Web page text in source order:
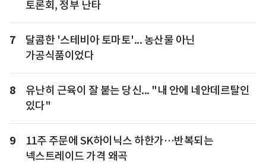
토론회, 정부 난타
7
달콤한 '스테비아 토마토'... 농산물 아닌
가공식품이었다
8
유난히 근육이 잘 붙는 당신... "내 안에 네안데르탈인
있다"
9
11주 주문에 SK하이닉스 하한가…반복되는
넥스트레이드 가격 왜곡